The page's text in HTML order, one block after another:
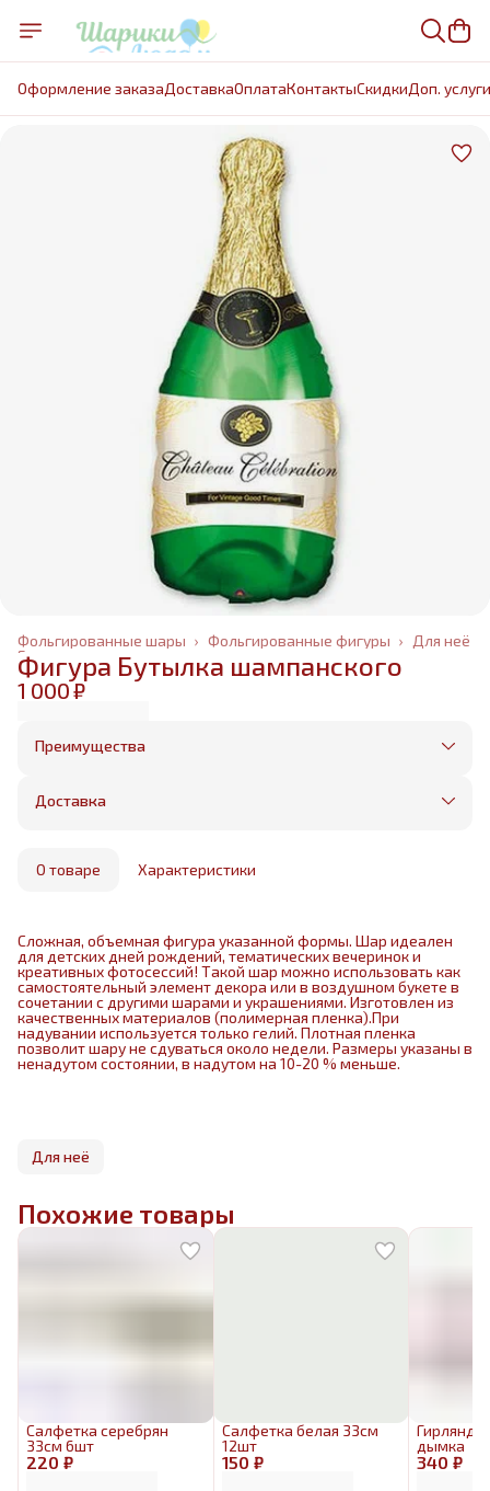
Оформление заказаДоставкаОплатаКонтактыCкидкиДоп. услуги
Для неё
Фольгированные фигуры ›
Фольгированные шары ›
Главная
Фигура Бутылка шампанского
1 000 ₽
Преимущества
Оплата частями в Сплит
Бесплатная доставка в пределах КАД
маркетплейса
Доставка
О товаре Характеристики
Сложная, объемная фигура указанной формы. Шар идеален
для детских дней рождений, тематических вечеринок и
креативных фотосессий! Такой шар можно использовать как
самостоятельный элемент декора или в воздушном букете в
сочетании с другими шарами и украшениями. Изготовлен из
качественных материалов (полимерная пленка).При
надувании используется только гелий. Плотная пленка
позволит шару не сдуваться около недели. Размеры указаны в
ненадутом состоянии, в надутом на 10-20 % меньше.
Для неё
Похожие товары
220 ₽
Салфетка серебрян
33см 6шт
150 ₽
Салфетка белая 33см
12шт
340 ₽
Гирлянда
дымка